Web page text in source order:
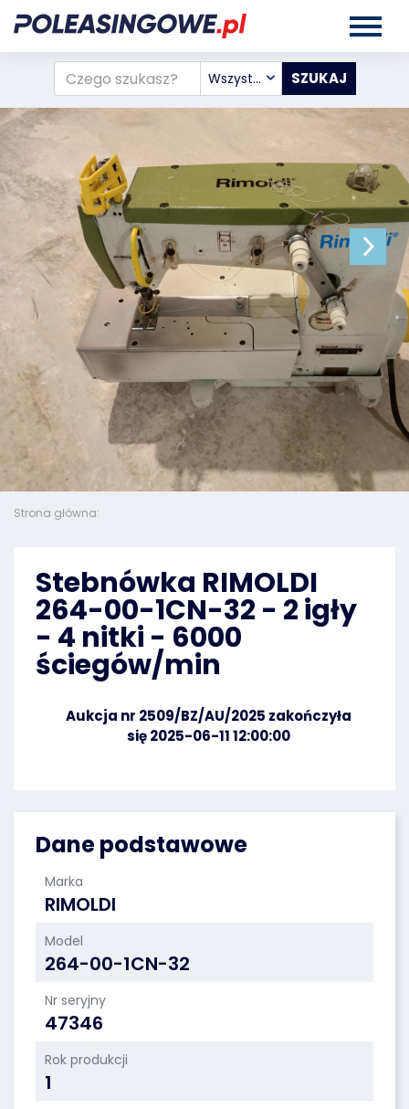
Wszystkie
Strona główna:
Dane podstawowe
Marka
RIMOLDI
Model
264-00-1CN-32
Nr seryjny
47346
Rok produkcji
1
Stebnówka RIMOLDI
264-00-1CN-32 - 2 igły
- 4 nitki - 6000
ściegów/min
Aukcja nr 2509/BZ/AU/2025 zakończyła
się 2025-06-11 12:00:00